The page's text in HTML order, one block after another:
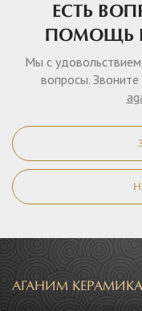
ЕСТЬ
ПОМОЩЬ
Мы с
вопросы. Звоните
АГАНИМ КЕРАМИКА